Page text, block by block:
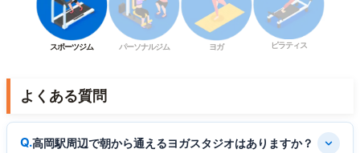
スポーツジム パーソナルジム ヨガ ピラティス
よくある質問
高岡駅周辺で朝から通えるヨガスタジオはありますか？